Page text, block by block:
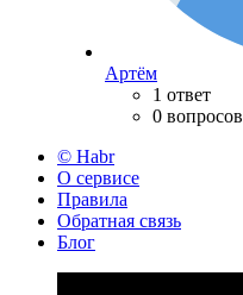
Артём
1 ответ
0 вопросов
© Habr
О сервисе
Правила
Обратная связь
Блог